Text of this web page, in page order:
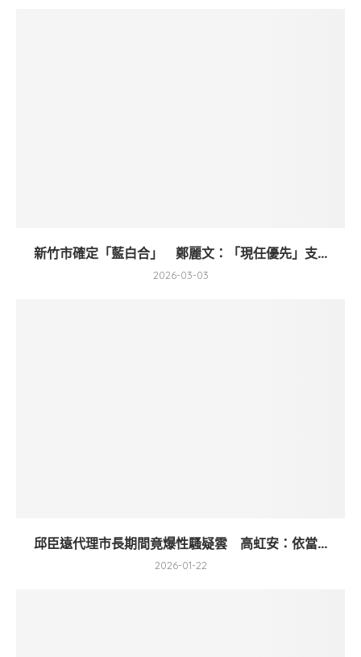
新竹市確定「藍白合」 鄭麗文：「現任優先」支...
2026-03-03
邱臣遠代理市長期間竟爆性騷疑雲 高虹安：依當...
2026-01-22